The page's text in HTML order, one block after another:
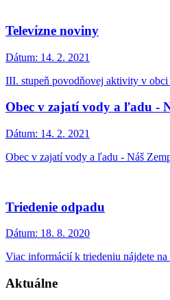
Televízne noviny
Dátum: 14. 2. 2021
III. stupeň povodňovej aktivity v obci
Obec v zajatí vody a ľadu -
Dátum: 14. 2. 2021
Obec v zajatí vody a ľadu - Náš
Triedenie odpadu
Dátum: 18. 8. 2020
Viac informácií k triedeniu nájdete
Aktuálne